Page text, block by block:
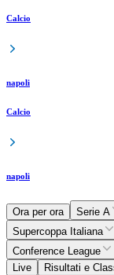
Calcio
napoli
Calcio
napoli
Ora per ora Serie A
Supercoppa Italiana
Conference League
Live
Risultati e